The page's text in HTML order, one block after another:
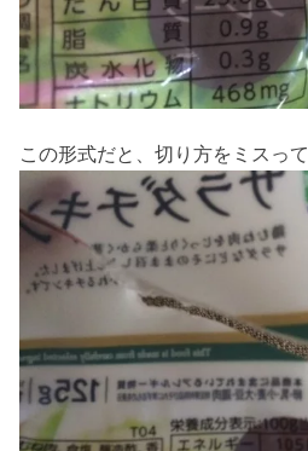
この形式だと、切り方をミスって